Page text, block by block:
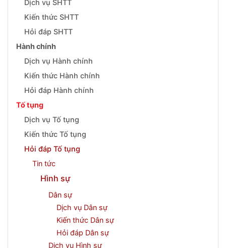
Dịch vụ SHTT
Kiến thức SHTT
Hỏi đáp SHTT
Hành chính
Dịch vụ Hành chính
Kiến thức Hành chính
Hỏi đáp Hành chính
Tố tụng
Dịch vụ Tố tụng
Kiến thức Tố tụng
Hỏi đáp Tố tụng
Tin tức
Hình sự
Dân sự
Dịch vụ Dân sự
Kiến thức Dân sự
Hỏi đáp Dân sự
Dịch vụ Hình sự